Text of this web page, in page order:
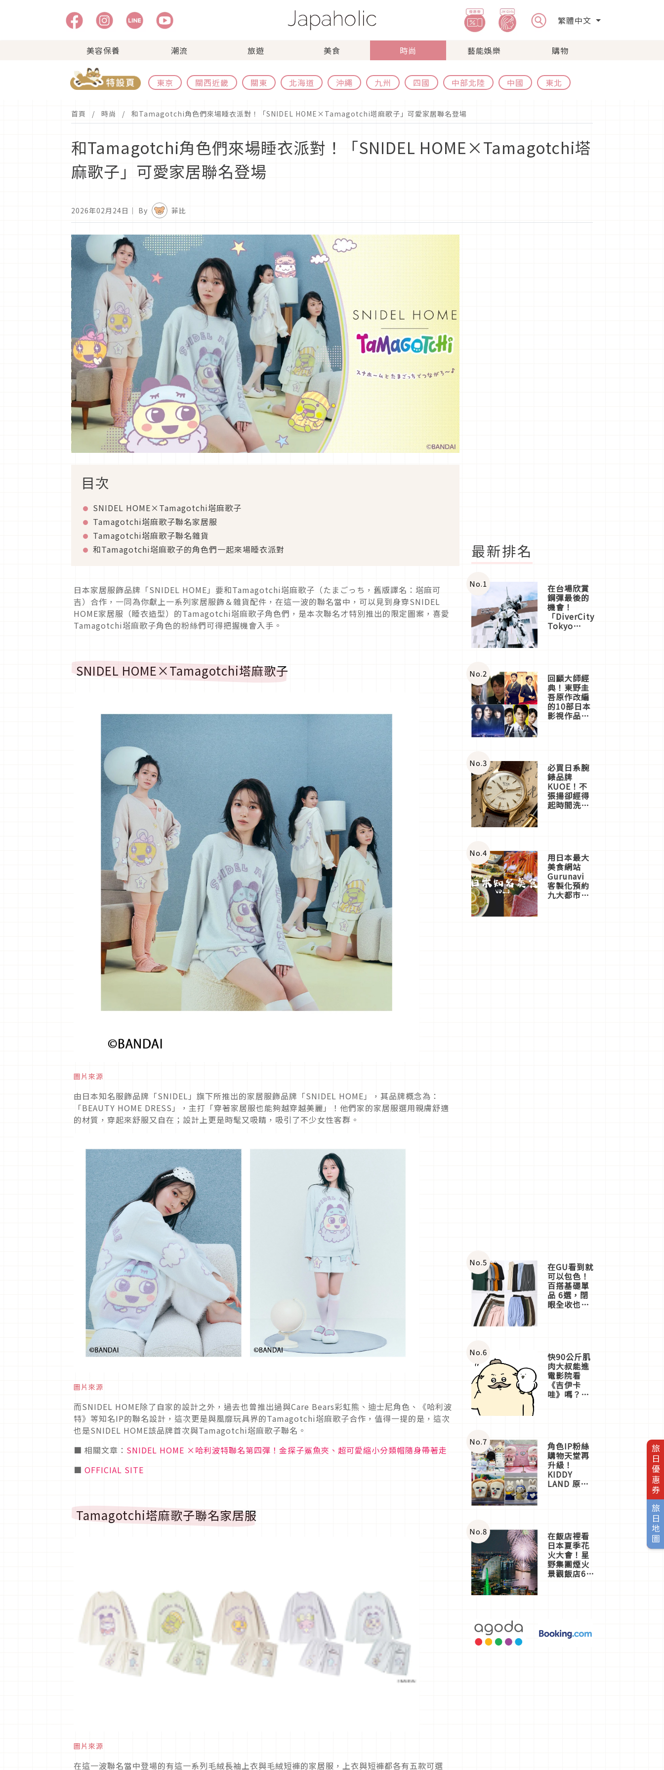
繁體中文
美容保養 潮流 旅遊 美食 時尚 藝能娛樂 購物
東京 關西近畿 關東 北海道 沖繩 九州 四國 中部北陸 中國 東北
旅日優惠券
旅日地圖
首頁 時尚 和Tamagotchi角色們來場睡衣派對！「SNIDEL HOME×Tamagotchi塔麻歌子」可愛家居聯名登場
和Tamagotchi角色們來場睡衣派對！「SNIDEL HOME×Tamagotchi塔
麻歌子」可愛家居聯名登場
2026年02月24日 ｜ By 菲比
目次
SNIDEL HOME×Tamagotchi塔麻歌子
Tamagotchi塔麻歌子聯名家居服
Tamagotchi塔麻歌子聯名雜貨
和Tamagotchi塔麻歌子的角色們一起來場睡衣派對
日本家居服飾品牌「SNIDEL HOME」要和Tamagotchi塔麻歌子（たまごっち，舊版譯名：塔麻可
吉）合作，一同為你獻上一系列家居服飾＆雜貨配件，在這一波的聯名當中，可以見到身穿SNIDEL
HOME家居服（睡衣造型）的Tamagotchi塔麻歌子角色們，是本次聯名才特別推出的限定圖案，喜愛
Tamagotchi塔麻歌子角色的粉絲們可得把握機會入手。
SNIDEL HOME×Tamagotchi塔麻歌子
圖片來源
由日本知名服飾品牌「SNIDEL」旗下所推出的家居服飾品牌「SNIDEL HOME」，其品牌概念為：
「BEAUTY HOME DRESS」，主打「穿著家居服也能夠越穿越美麗」！他們家的家居服選用親膚舒適
的材質，穿起來舒服又自在；設計上更是時髦又吸睛，吸引了不少女性客群。
圖片來源
而SNIDEL HOME除了自家的設計之外，過去也曾推出過與Care Bears彩虹熊、迪士尼角色、《哈利波
特》等知名IP的聯名設計，這次更是與風靡玩具界的Tamagotchi塔麻歌子合作，值得一提的是，這次
也是SNIDEL HOME該品牌首次與Tamagotchi塔麻歌子聯名。
■ 相關文章： SNIDEL HOME ×哈利波特聯名第四彈！金探子鯊魚夾、超可愛縮小分類帽隨身帶著走
■ OFFICIAL SITE
Tamagotchi塔麻歌子聯名家居服
圖片來源
在這一波聯名當中登場的有這一系列毛絨長袖上衣與毛絨短褲的家居服，上衣與短褲都各有五款可選
最新排名
No.1 在台場欣賞
鋼彈最後的
機會！
「DiverCity
Tokyo
體驗
No.2 回顧大師經
典！東野圭
吾原作改編
的10部日本
影視作品推
No.3 必買日系腕
錶品牌
KUOE！不
張揚卻經得
起時間洗鍊
No.4 用日本最大
美食網站
Gurunavi
客製化預約
九大都市餐
No.5 在GU看到就
可以包色！
百搭基礎單
品 6選，閉
眼全收也不
No.6 快90公斤肌
肉大叔能進
電影院看
《吉伊卡
哇》嗎？日
一同給出了
答案
No.7 角色IP粉絲
購物天堂再
升級！
KIDDY
LAND 原宿
店3分即達
No.8 在飯店裡看
日本夏季花
火大會！星
野集團煙火
景觀飯店6